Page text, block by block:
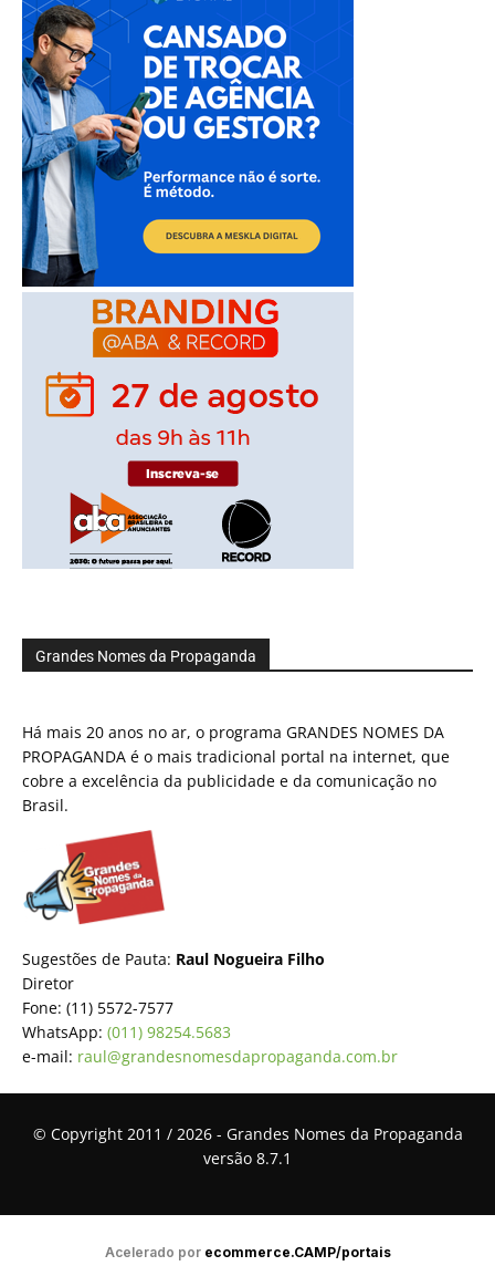
Grandes Nomes da Propaganda
Há mais 20 anos no ar, o programa GRANDES NOMES DA
PROPAGANDA é o mais tradicional portal na internet, que
cobre a excelência da publicidade e da comunicação no
Brasil.
Sugestões de Pauta: Raul Nogueira Filho
Diretor
Fone: (11) 5572-7577
WhatsApp: (011) 98254.5683
e-mail: raul@grandesnomesdapropaganda.com.br
© Copyright 2011 / 2026 - Grandes Nomes da Propaganda
versão 8.7.1
Acelerado por ecommerce.CAMP/portais